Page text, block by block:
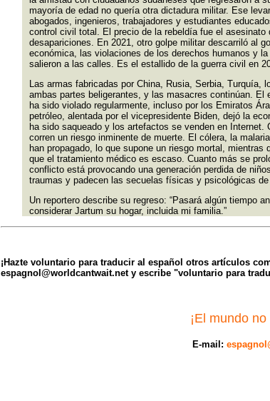
mayoría de edad no quería otra dictadura militar. Ese
abogados, ingenieros, trabajadores y estudiantes
control civil total. El precio de la rebeldía fue el
desapariciones. En 2021, otro golpe militar descarriló al
económica, las violaciones de los derechos humanos y
salieron a las calles. Es el estallido de la guerra civil en
Las armas fabricadas por China, Rusia, Serbia, Turquía,
ambas partes beligerantes, y las masacres continúan. El
ha sido violado regularmente, incluso por los Emiratos
petróleo, alentada por el vicepresidente Biden, dejó la
ha sido saqueado y los artefactos se venden en
corren un riesgo inminente de muerte. El cólera, la
han propagado, lo que supone un riesgo mortal,
que el tratamiento médico es escaso. Cuanto más se
conflicto está provocando una generación perdida de
traumas y padecen las secuelas físicas y psicológicas de
Un reportero describe su regreso: “Pasará algún tiempo
considerar Jartum su hogar, incluida mi familia.”
¡Hazte voluntario para traducir al español otros artículos
espagnol@worldcantwait.net y escribe "voluntario para
¡El mundo
E-mail: